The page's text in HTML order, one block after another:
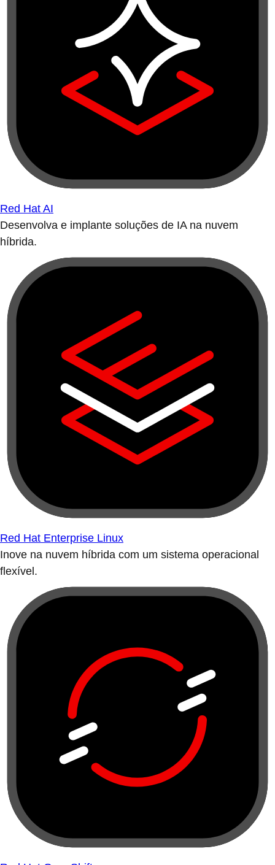
Red Hat AI
Desenvolva e implante soluções de IA na nuvem
híbrida.
Red Hat Enterprise Linux
Inove na nuvem híbrida com um sistema operacional
flexível.